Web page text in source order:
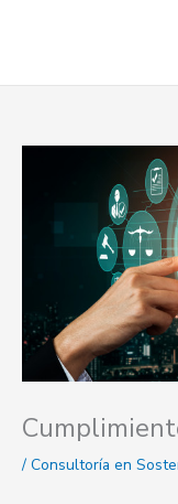
/ Consultoría en